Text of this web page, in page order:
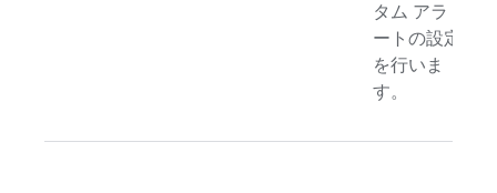
タム アラ
ートの設定
を行いま
す。